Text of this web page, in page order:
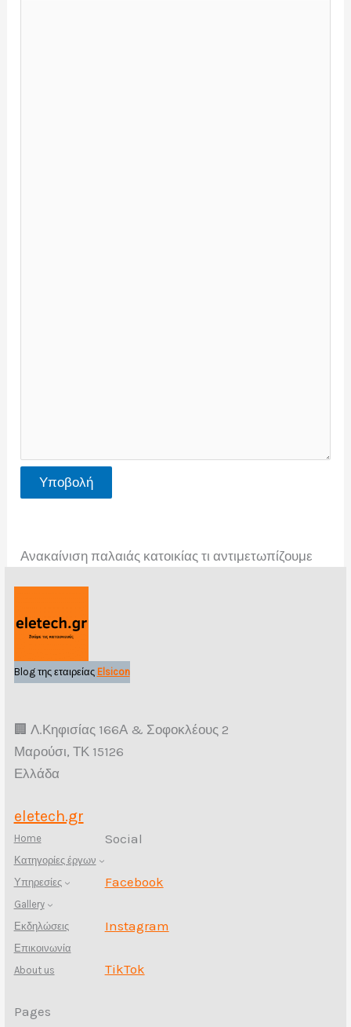
Υποβολή
Ανακαίνιση παλαιάς κατοικίας τι αντιμετωπίζουμε
Blog της εταιρείας Elsicon
🏢 Λ.Κηφισίας 166Α & Σοφοκλέους 2
Μαρούσι, ΤΚ 15126
Ελλάδα
eletech.gr
Home
Κατηγορίες έργων
Υπηρεσίες
Gallery
Εκδηλώσεις
Επικοινωνία
About us
Pages
Social
Facebook
Instagram
TikTok